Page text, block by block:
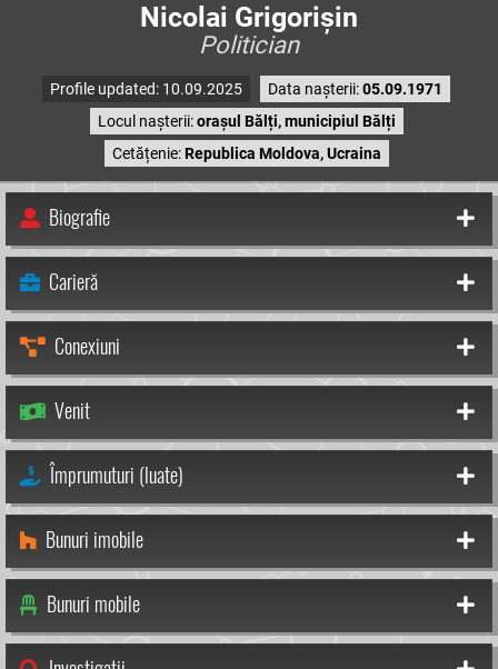
Nicolai Grigorișin
Politician
Profile updated: 10.09.2025 Data nașterii:05.09.1971
Locul nașterii:orașul Bălți, municipiul Bălți
Cetățenie:Republica Moldova, Ucraina
Biografie
Carieră
Conexiuni
Venit
Împrumuturi (luate)
Bunuri imobile
Bunuri mobile